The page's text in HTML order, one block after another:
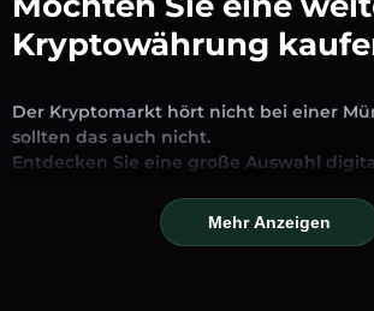
Kryptowährung
Der Kryptomarkt hört nicht bei einer
sollten das auch nicht.
Entdecken Sie eine große Auswahl
Austausch und Handel verfügbar sind.
Stablecoins, vielversprechende Altcoins
Mehr Anzeigen